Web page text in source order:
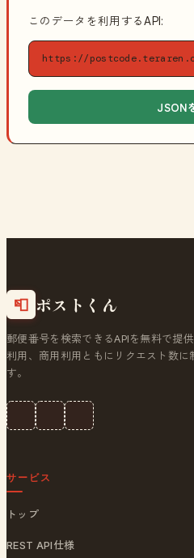
このデータを利用するAPI:
https://
JSON
📮 ポストくん
郵便番号を検索できるAPIを無料で提
利用、商用利用ともにリクエスト数に
す。
サービス
トップ
REST API仕様